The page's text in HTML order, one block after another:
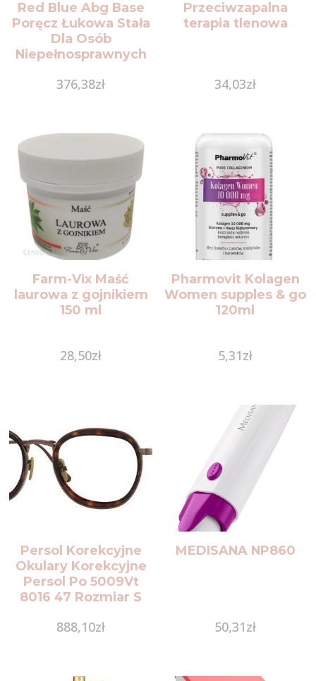
Red Blue Abg Base
Poręcz Łukowa Stała
Dla Osób
Niepełnosprawnych
(C292302020)
376,38zł
Przeciwzapalna
terapia tlenowa
34,03zł
Farm-Vix Maść
laurowa z gojnikiem
150 ml
28,50zł
Pharmovit Kolagen
Women supples & go
120ml
5,31zł
Persol Korekcyjne
Okulary Korekcyjne
Persol Po 5009Vt
8016 47 Rozmiar S
888,10zł
MEDISANA NP860
50,31zł